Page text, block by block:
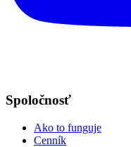
Spoločnosť
Ako to funguje
Cenník